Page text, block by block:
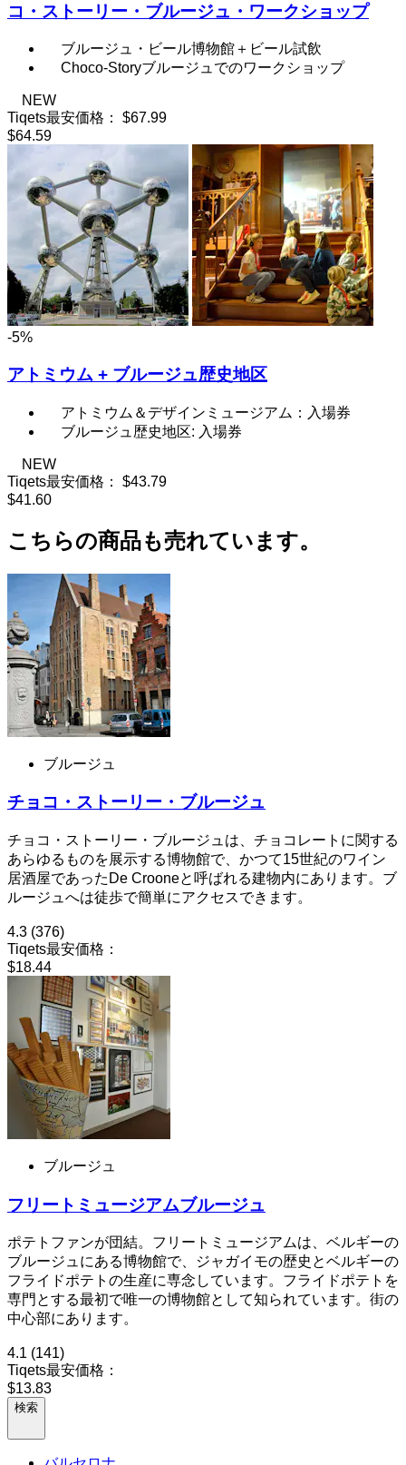
コ・ストーリー・ブルージュ・ワークショップ
ブルージュ・ビール博物館＋ビール試飲
Choco-Storyブルージュでのワークショップ
NEW
Tiqets最安価格：
$67.99
$64.59
-5%
アトミウム + ブルージュ歴史地区
アトミウム＆デザインミュージアム：入場券
ブルージュ歴史地区: 入場券
NEW
Tiqets最安価格：
$43.79
$41.60
こちらの商品も売れています。
ブルージュ
チョコ・ストーリー・ブルージュ
チョコ・ストーリー・ブルージュは、チョコレートに関する
あらゆるものを展示する博物館で、かつて15世紀のワイン
居酒屋であったDe Crooneと呼ばれる建物内にあります。ブ
ルージュへは徒歩で簡単にアクセスできます。
4.3 (376)
Tiqets最安価格：
$18.44
ブルージュ
フリートミュージアムブルージュ
ポテトファンが団結。フリートミュージアムは、ベルギーの
ブルージュにある博物館で、ジャガイモの歴史とベルギーの
フライドポテトの生産に専念しています。フライドポテトを
専門とする最初で唯一の博物館として知られています。街の
中心部にあります。
4.1 (141)
Tiqets最安価格：
$13.83
検索